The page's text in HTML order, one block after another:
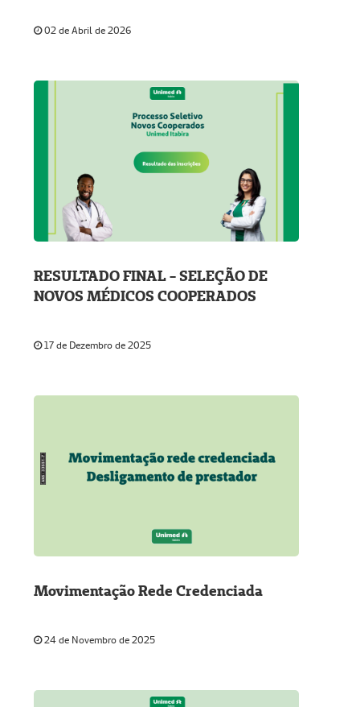
02 de Abril de 2026
RESULTADO FINAL - SELEÇÃO DE
NOVOS MÉDICOS COOPERADOS
17 de Dezembro de 2025
Movimentação Rede Credenciada
24 de Novembro de 2025